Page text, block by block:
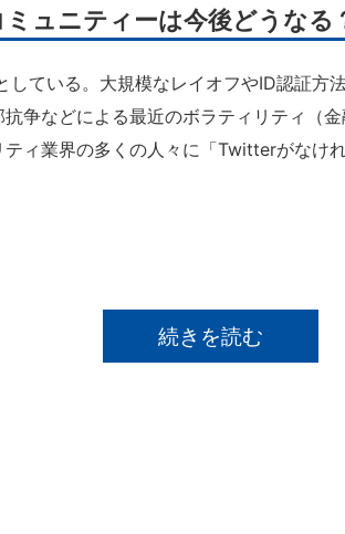
ュニティーは今後どうなる
ている。大規模なレイオフやID認証方
争などによる最近のボラティリティ（
ィ業界の多くの人々に「Twitterがなけ
続きを読む